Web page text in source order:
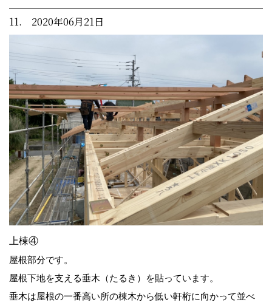
11. 2020年06月21日
上棟④
屋根部分です。
屋根下地を支える垂木（たるき）を貼っています。
垂木は屋根の一番高い所の棟木から低い軒桁に向かって並べ